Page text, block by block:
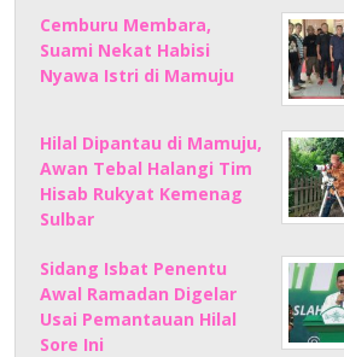
Cemburu Membara,
Suami Nekat Habisi
Nyawa Istri di Mamuju
Hilal Dipantau di Mamuju,
Awan Tebal Halangi Tim
Hisab Rukyat Kemenag
Sulbar
Sidang Isbat Penentu
Awal Ramadan Digelar
Usai Pemantauan Hilal
Sore Ini